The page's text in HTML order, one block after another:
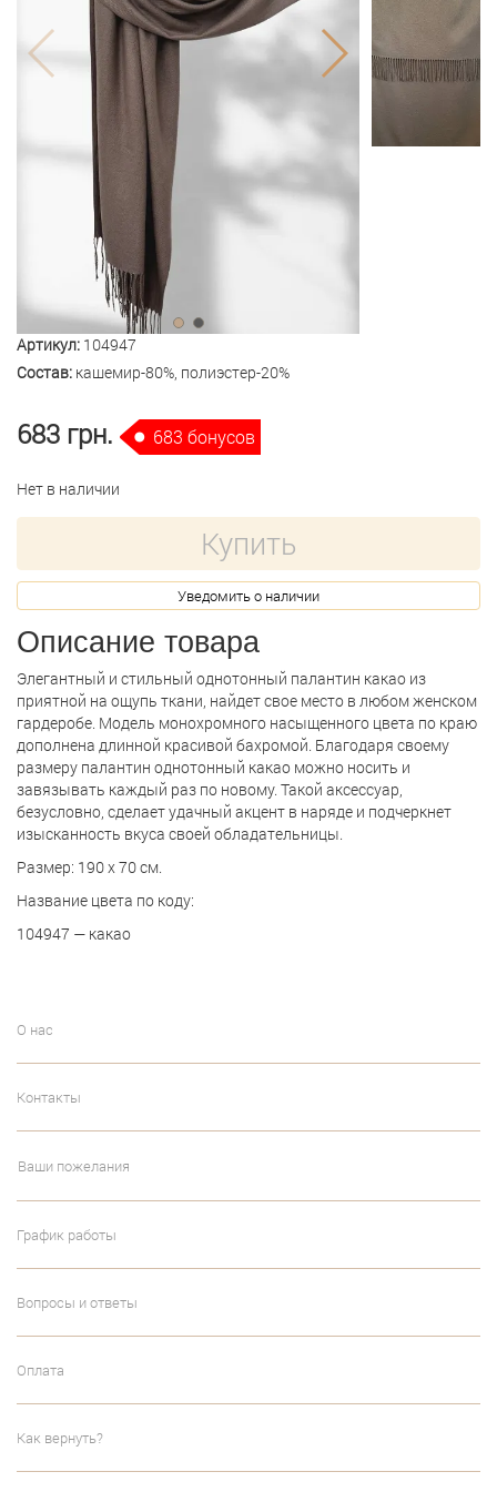
Артикул: 104947
Состав: кашемир-80%, полиэстер-20%
683 грн. 683 бонусов
Нет в наличии
Купить
Уведомить о наличии
Описание товара
Элегантный и стильный однотонный палантин какао из
приятной на ощупь ткани, найдет свое место в любом женском
гардеробе. Модель монохромного насыщенного цвета по краю
дополнена длинной красивой бахромой. Благодаря своему
размеру палантин однотонный какао можно носить и
завязывать каждый раз по новому. Такой аксессуар,
безусловно, сделает удачный акцент в наряде и подчеркнет
изысканность вкуса своей обладательницы.
Размер: 190 х 70 см.
Название цвета по коду:
104947 — какао
О нас
Контакты
Ваши пожелания
График работы
Вопросы и ответы
Оплата
Как вернуть?